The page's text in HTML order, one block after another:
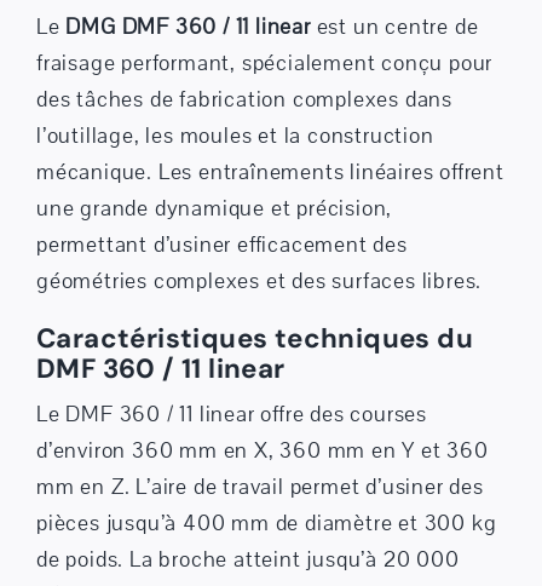
Le DMG DMF 360 / 11 linearest un centre de
fraisage performant, spécialement conçu pour
des tâches de fabrication complexes dans
l’outillage, les moules et la construction
mécanique. Les entraînements linéaires offrent
une grande dynamique et précision,
permettant d’usiner efficacement des
géométries complexes et des surfaces libres.
Caractéristiques techniques du
DMF 360 / 11 linear
Le DMF 360 / 11 linear offre des courses
d’environ 360 mm en X, 360 mm en Y et 360
mm en Z. L’aire de travail permet d’usiner des
pièces jusqu’à 400 mm de diamètre et 300 kg
de poids. La broche atteint jusqu’à 20 000